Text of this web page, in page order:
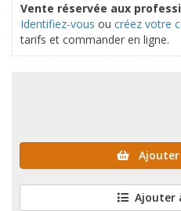
Vente réservée aux
Identifiez-vous ou créez votre
tarifs et commander en ligne.
Ajouter